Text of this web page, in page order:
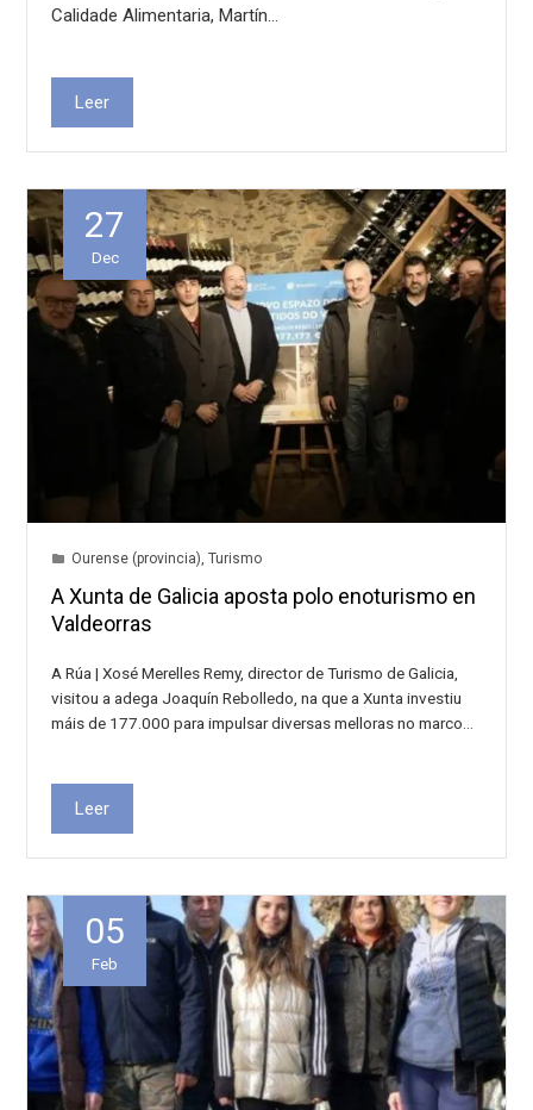
Calidade Alimentaria, Martín…
Leer
27
Dec
Ourense (provincia),Turismo
A Xunta de Galicia aposta polo enoturismo en
Valdeorras
A Rúa | Xosé Merelles Remy, director de Turismo de Galicia,
visitou a adega Joaquín Rebolledo, na que a Xunta investiu
máis de 177.000 para impulsar diversas melloras no marco…
Leer
05
Feb